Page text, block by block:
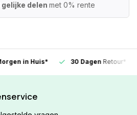
gelijke delen met 0% rente
in Huis* 30 DagenRetour*